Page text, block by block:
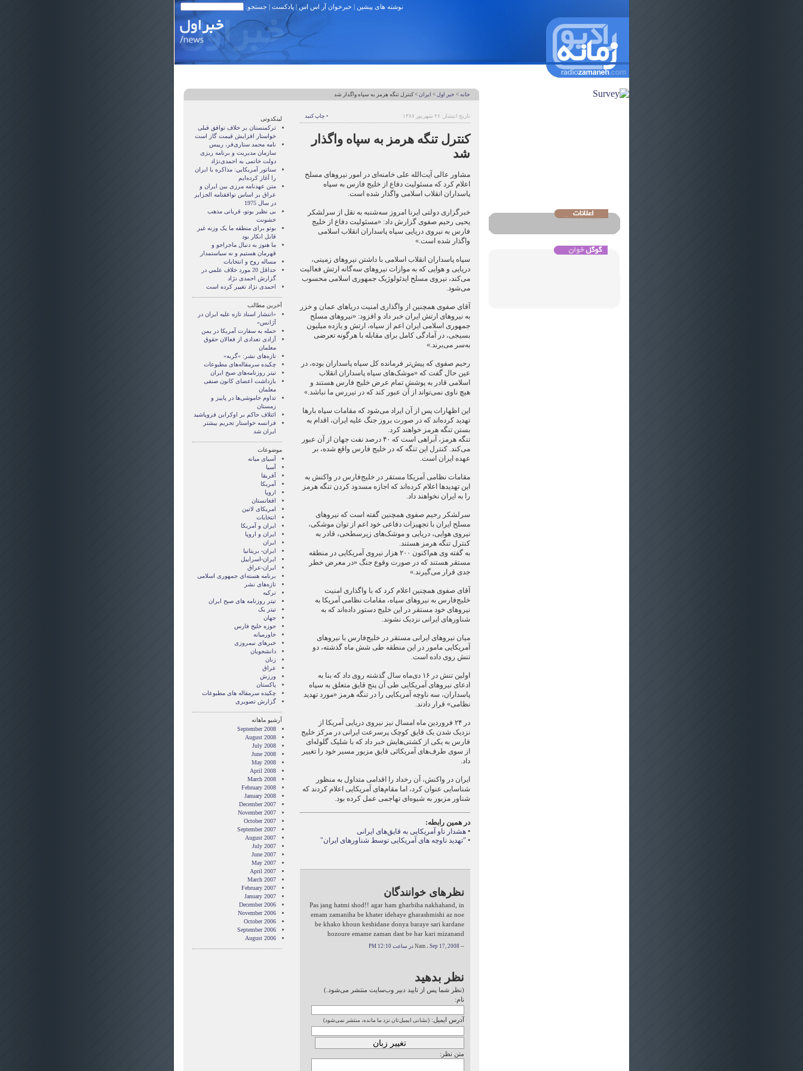
نوشته های پیشین | خبرخوان آر اس اس| پادکست | جستجو:
خانه > خبر اول > ایران > کنترل تنگه هرمز به سپاه واگذار شد
تاریخ انتشار: ۲۶ شهریور ۱۳۸۷ • چاپ کنید
کنترل تنگه هرمز به سپاه واگذار
شد
مشاور عالی آیت‌الله علی خامنه‌ای در امور نیروهای مسلح
اعلام کرد که مسئولیت دفاع از خلیج فارس به سپاه
پاسداران انقلاب اسلامی واگذار شده است.
خبرگزاری دولتی ایرنا امروز سه‌شنبه به نقل از سرلشکر
یحیی رحیم صفوی گزارش داد: «مسئولیت دفاع از خلیج
فارس به نیروی دریایی سپاه پاسداران انقلاب اسلامی
واگذار شده است.»
سپاه پاسداران انقلاب اسلامی با داشتن نیروهای زمینی،
دریایی و هوایی که به موازات نیروهای سه‌گانه ارتش فعالیت
می‌کند، نیروی مسلح ایدئولوژیک جمهوری اسلامی محسوب
می‌شود.
آقای صفوی همچنین از واگذاری امنیت دریاهای عمان و خزر
به نیرو‌های ارتش ایران خبر داد و افزود: «نیروهای مسلح
جمهوری اسلامی ایران اعم از سپاه، ارتش و یازده میلیون
بسیجی، در آمادگی کامل برای مقابله با هرگونه تعرضی
به‌سر می‌برند.»
رحیم صفوی که پیش‌تر فرمانده کل سپاه پاسداران بوده، در
عین حال گفت که «موشک‌های سپاه پاسداران انقلاب
اسلامی قادر به پوشش تمام عرض خلیج فارس هستند و
هیچ ناوی نمی‌تواند از آن عبور کند که در تیررس ما نباشد.»
این اظهارات پس از آن ایراد می‌شود که مقامات سپاه بارها
تهدید کرده‌اند که در صورت بروز جنگ علیه ایران، اقدام به
بستن تنگه هرمز خواهند کرد.
تنگه هرمز، آبراهی است که ۴۰ درصد نفت جهان از آن عبور
می‌کند. کنترل این تنگه که در خلیج فارس واقع شده، بر
عهده ایران است.
مقامات نظامی آمریکا مستقر در خلیج‌فارس در واکنش به
این تهدید‌ها اعلام کرده‌اند که اجازه مسدود کردن تنگه هرمز
را به ایران نخواهند داد.
سرلشکر رحیم صفوی همچنین گفته است که نیروهای
مسلح ایران با تجهیزات دفاعی خود اعم از توان موشکی،
نیروی هوایی، دریایی و موشک‌های زیرسطحی، قادر به
کنترل تنگه هرمز هستند.
به گفته وی هم‌اکنون ۲۰۰ هزار نیروی آمریکایی در منطقه
مستقر هستند که در صورت وقوع جنگ «در معرض خطر
جدی قرار می‌گیرند.»
آقای صفوی همچنین اعلام کرد که با واگذاری امنیت
خلیج‌فارس به نیرو‌های سپاه، مقامات نظامی آمریکا به
نیرو‌های خود مستقر در این خلیج دستور داده‌اند که به
شناور‌های ایرانی نزدیک نشوند.
میان نیرو‌های ایرانی مستقر در خلیج‌فارس با نیرو‌های
آمریکایی مامور در این منطقه طی شش ماه گذشته، دو
تنش روی داده است.
اولین تنش در ۱۶ دی‌ماه سال گذشته روی داد که بنا به
ادعای نیروهای آمریکایی طی آن پنج قایق متعلق به سپاه
پاسداران، سه ناوچه آمریکایی را در تنگه هرمز «مورد تهدید
نظامی» قرار دادند.
در ۲۴ فروردین ماه امسال نیز نیروی دریایی آمریکا از
نزدیک شدن یک قایق کوچک پرسرعت ایرانی در مرکز خلیج
فارس به یکی از کشتی‌هایش خبر داد که با شلیک گلوله‌ای
از سوی طرف‌های آمریکائی قایق مزبور مسیر خود را تغییر
داد.
ایران در واکنش، آن رخداد را اقدامی متداول به منظور
شناسایی عنوان کرد، اما مقام‌های آمریکایی اعلام کردند که
شناور مزبور به شیوه‌ای تهاجمی عمل کرده بود.
در همین رابطه:
•هشدار ناو آمریکایی به قایق‌های ایرانی
• "تهدید ناوچه های آمریکایی توسط شناورهای ایران"
نظرهای خوانندگان
Pas jang hatmi shod!! agar ham gharbiha nakhahand, in
emam zamaniha be khater idehaye gharashmishi az noe
be khako khoun keshidane donya baraye sari kardane
hozoure emame zaman dast be har kari mizanand
-- Nam ، Sep 17, 2008 در ساعت 12:10 PM
نظر بدهید
(نظر شما پس از تایید دبیر وب‌سایت منتشر می‌شود.)
نام:
آدرس ایمیل: (نشانی ایمیل‌تان نزد ما مانده، منتشر نمی‌شود)
متن نظر:
لینکدونی
ترکمنستان بر خلاف توافق قبلی
خواستار افزایش قیمت گاز است
نامه محمد ستاری‌فر، رییس
سازمان مدیریت و برنامه ریزی
دولت خاتمی به احمدی‌نژاد
سناتور آمريکايي: مذاکره با ايران
را آغاز کرده‌ايم
متن عهدنامه مرزى بين ايران و
عراق بر اساس توافقنامه الجزاير
در سال 1975
بی نظیر بوتو، قربانی مذهب
خشونت
بوتو برای منطقه ما یک وزنه غیر
قابل انکار بود
ما هنوز به دنبال ماجراجو و
قهرمان هستيم و نه سياستمدار
مساله روح و انتخابات
حداقل 20 مورد خلاف علمي در
گزارش احمدی نژاد
احمدی نژاد تغییر کرده است
آخرین مطالب
«انتشار اسناد تازه علیه ایران در
آژانس»
حمله به سفارت آمریکا در یمن
آزادی تعدادی از فعالان حقوق
معلمان
تازه‌های نشر: «گربه»
چکیده سرمقاله‌های مطبوعات
تیتر روزنامه‌های صبح ایران
بازداشت اعضای کانون صنفی
معلمان
تداوم خاموشی‌ها در پاییز و
زمستان
ائتلاف حاکم بر اوکراین فروپاشید
فرانسه خواستار تحریم بیشتر
ایران شد
موضوعات
آسيای ميانه
آسیا
آفریقا
آمریکا
اروپا
افغانستان
امریکای لاتین
انتخابات
ايران و آمريکا
ايران و اروپا
ایران
ایران- بریتانیا
ایران-اسراییل
ایران-عراق
برنامه هسته‌ای جمهوری اسلامی
تازه‌های نشر
ترکیه
تیتر روزنامه های صبح ایران
تیتر یک
جهان
حوزه خلیج فارس
خاورمیانه
خبرهای نیمروزی
دانشجویان
زنان
عراق
ورزش
پاکستان
چکیده سرمقاله های مطبوعات
گزارش تصويری
آرشیو ماهانه
September 2008
August 2008
July 2008
June 2008
May 2008
April 2008
March 2008
February 2008
January 2008
December 2007
November 2007
October 2007
September 2007
August 2007
July 2007
June 2007
May 2007
April 2007
March 2007
February 2007
January 2007
December 2006
November 2006
October 2006
September 2006
August 2006